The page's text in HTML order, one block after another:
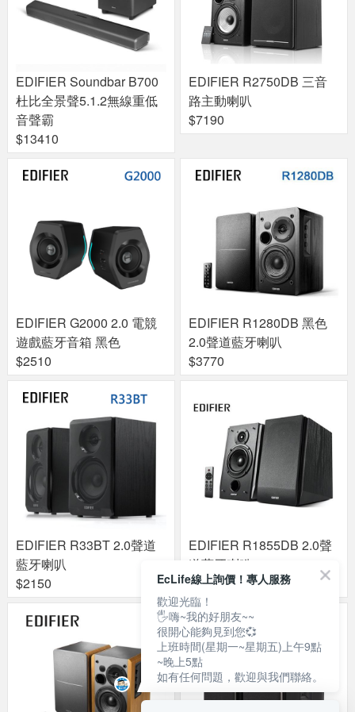
EDIFIER Soundbar B700
杜比全景聲5.1.2無線重低
音聲霸
$13410
EDIFIER R2750DB 三音
路主動喇叭
$7190
EDIFIER G2000 2.0 電競
遊戲藍牙音箱 黑色
$2510
EDIFIER R1280DB 黑色
2.0聲道藍牙喇叭
$3770
EDIFIER R33BT 2.0聲道
藍牙喇叭
$2150
EDIFIER R1855DB 2.0聲
道藍牙喇叭
$5300
EcLife線上詢價！專人服務
歡迎光臨！
🖐嗨~我的好朋友~~
很開心能夠見到您💞
上班時間(星期一~星期五)上午9點
~晚上5點
如有任何問題，歡迎與我們聯絡。